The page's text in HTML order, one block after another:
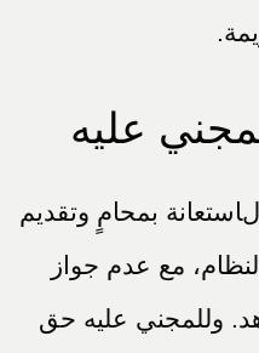
عليه
بمحامٍ وتقديم
مع عدم جواز
وللمجني عليه حق